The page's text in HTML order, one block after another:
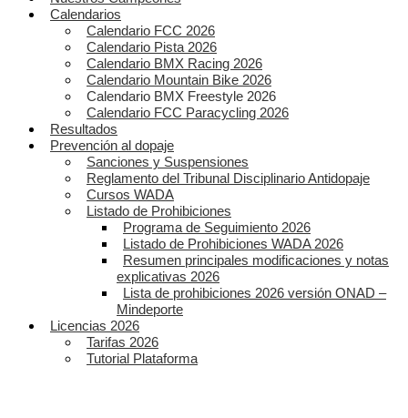
Calendarios
Calendario FCC 2026
Calendario Pista 2026
Calendario BMX Racing 2026
Calendario Mountain Bike 2026
Calendario BMX Freestyle 2026
Calendario FCC Paracycling 2026
Resultados
Prevención al dopaje
Sanciones y Suspensiones
Reglamento del Tribunal Disciplinario Antidopaje
Cursos WADA
Listado de Prohibiciones
Programa de Seguimiento 2026
Listado de Prohibiciones WADA 2026
Resumen principales modificaciones y notas
explicativas 2026
Lista de prohibiciones 2026 versión ONAD –
Mindeporte
Licencias 2026
Tarifas 2026
Tutorial Plataforma